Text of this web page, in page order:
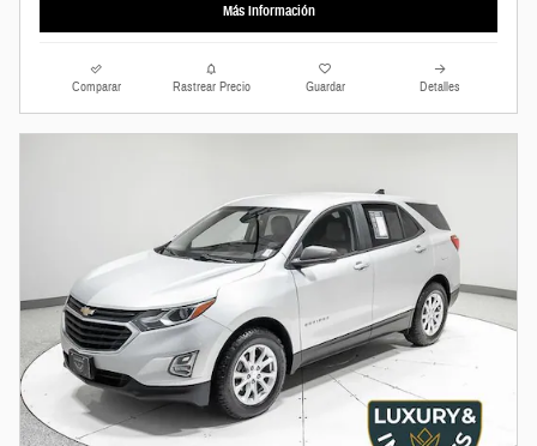
Más Información
Comparar Rastrear Precio Guardar Detalles